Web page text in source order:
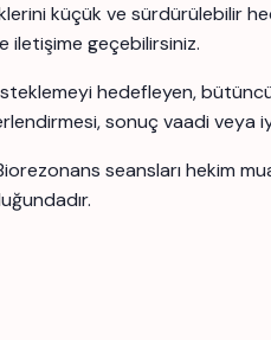
küçük ve sürdürülebilir
iletişime geçebilirsiniz.
hedefleyen,
sonuç vaadi
seansları hekim